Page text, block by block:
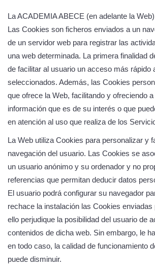
La ACADEMIA ABECE (en adelante la
Las Cookies son ficheros enviados a un
de un servidor web para registrar las
una web determinada. La primera finalidad
de facilitar al usuario un acceso más rápido
seleccionados. Además, las Cookies
que ofrece la Web, facilitando y ofreciendo
información que es de su interés o que
en atención al uso que realiza de los
La Web utiliza Cookies para personalizar y
navegación del usuario. Las Cookies se
un usuario anónimo y su ordenador y no
referencias que permitan deducir datos
El usuario podrá configurar su navegador
rechace la instalación las Cookies enviadas
ello perjudique la posibilidad del usuario de
contenidos de dicha web. Sin embargo, le
en todo caso, la calidad de funcionamiento
puede disminuir.